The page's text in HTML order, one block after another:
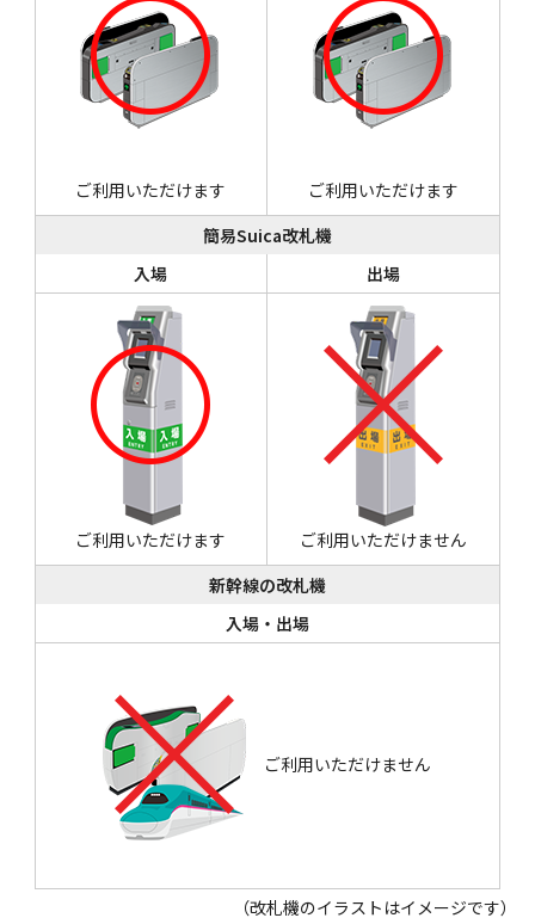
ご利用いただけます
ご利用いただけます
簡易Suica改札機
入場
ご利用いただけます
出場
ご利用いただけません
新幹線の改札機
入場・出場
ご利用いただけません
（改札機のイラストはイメージです）